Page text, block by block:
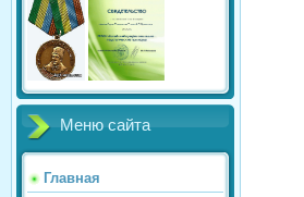
Меню сайта
Главная